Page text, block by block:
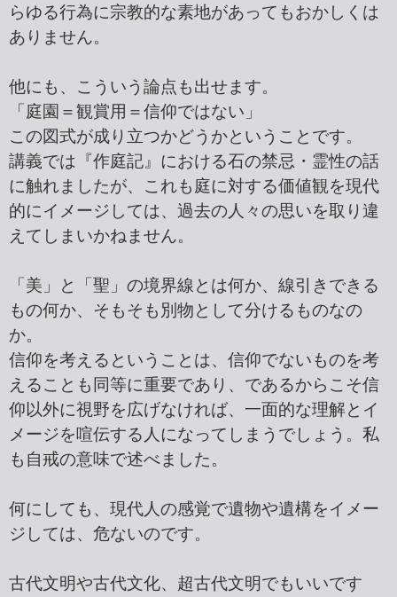
らゆる行為に宗教的な素地があってもおかしくは
ありません。
他にも、こういう論点も出せます。
「庭園＝観賞用＝信仰ではない」
この図式が成り立つかどうかということです。
講義では『作庭記』における石の禁忌・霊性の話
に触れましたが、これも庭に対する価値観を現代
的にイメージしては、過去の人々の思いを取り違
えてしまいかねません。
「美」と「聖」の境界線とは何か、線引きできる
もの何か、そもそも別物として分けるものなの
か。
信仰を考えるということは、信仰でないものを考
えることも同等に重要であり、であるからこそ信
仰以外に視野を広げなければ、一面的な理解とイ
メージを喧伝する人になってしまうでしょう。私
も自戒の意味で述べました。
何にしても、現代人の感覚で遺物や遺構をイメー
ジしては、危ないのです。
古代文明や古代文化、超古代文明でもいいです